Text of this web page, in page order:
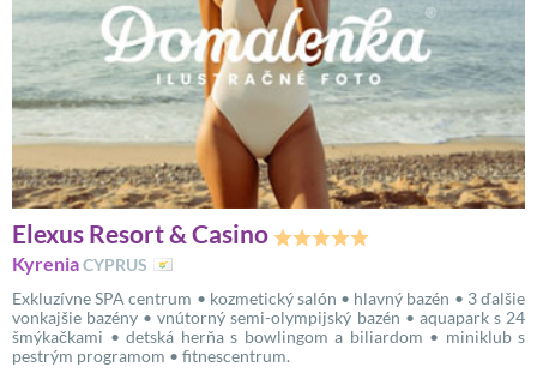
Elexus Resort & Casino
KyreniaCYPRUS
Exkluzívne SPA centrum • kozmetický salón • hlavný bazén • 3 ďalšie
vonkajšie bazény • vnútorný semi-olympijský bazén • aquapark s 24
šmýkačkami • detská herňa s bowlingom a biliardom • miniklub s
pestrým programom • fitnescentrum.